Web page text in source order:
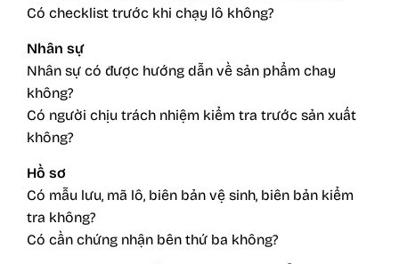
Có checklist trước khi chạy lô không?
Nhân sự
Nhân sự có được hướng dẫn về sản phẩm chay
không?
Có người chịu trách nhiệm kiểm tra trước sản xuất
không?
Hồ sơ
Có mẫu lưu, mã lô, biên bản vệ sinh, biên bản kiểm
tra không?
Có cần chứng nhận bên thứ ba không?